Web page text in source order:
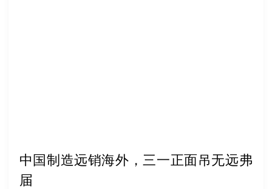
中国制造远销海外，三一正面吊无远弗
届